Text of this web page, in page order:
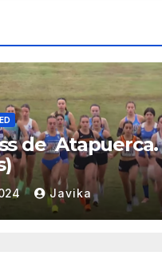
de Atapuerca.
Javika